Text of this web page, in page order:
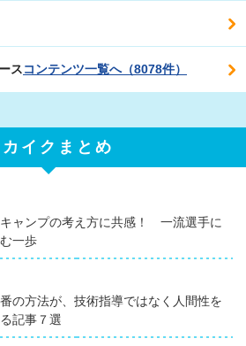
スコンテンツ一覧へ（8078件）
イクまとめ
ャンプの考え方に共感！ 一流選手に
一歩
の方法が、技術指導ではなく人間性を
記事７選